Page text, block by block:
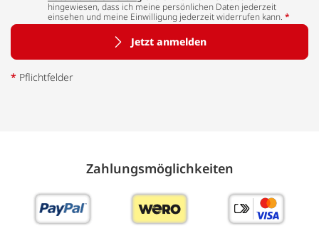
hingewiesen, dass ich meine persönlichen Daten jederzeit
einsehen und meine Einwilligung jederzeit widerrufen kann. *
Jetzt anmelden
* Pflichtfelder
Zahlungs­möglich­keiten